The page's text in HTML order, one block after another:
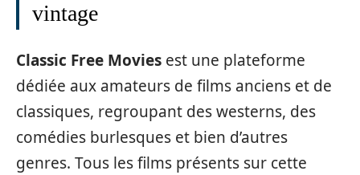
vintage
Classic Free Movies est une plateforme
dédiée aux amateurs de films anciens et de
classiques, regroupant des westerns, des
comédies burlesques et bien d’autres
genres. Tous les films présents sur cette